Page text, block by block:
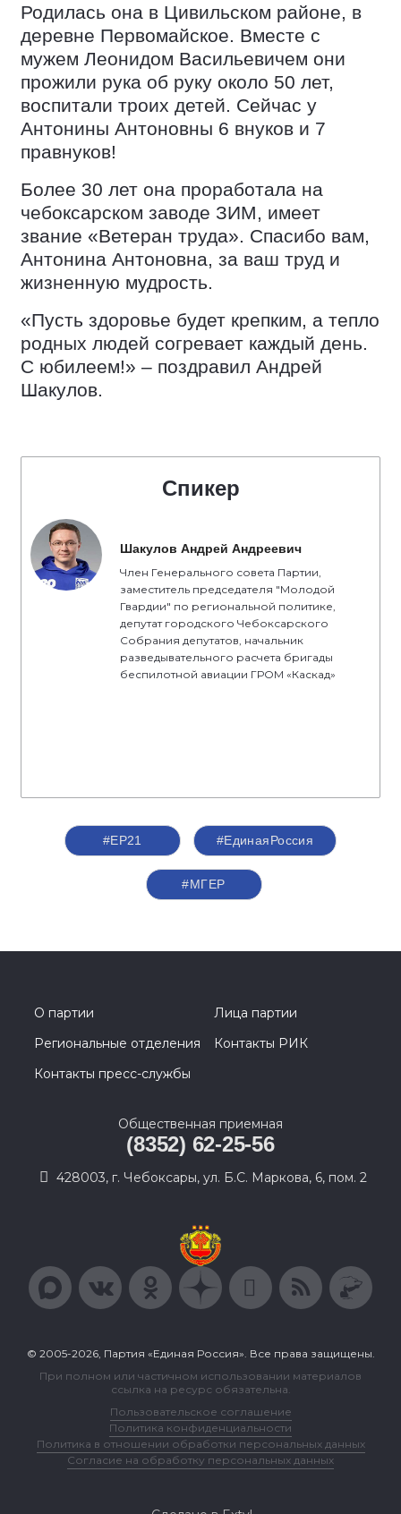
Родилась она в Цивильском районе, в
деревне Первомайское. Вместе с
мужем Леонидом Васильевичем они
прожили рука об руку около 50 лет,
воспитали троих детей. Сейчас у
Антонины Антоновны 6 внуков и 7
правнуков!
Более 30 лет она проработала на
чебоксарском заводе ЗИМ, имеет
звание «Ветеран труда». Спасибо вам,
Антонина Антоновна, за ваш труд и
жизненную мудрость.
«Пусть здоровье будет крепким, а тепло
родных людей согревает каждый день.
С юбилеем!» – поздравил Андрей
Шакулов.
Спикер
Шакулов Андрей Андреевич
Член Генерального совета Партии,
заместитель председателя "Молодой
Гвардии" по региональной политике,
депутат городского Чебоксарского
Собрания депутатов, начальник
разведывательного расчета бригады
беспилотной авиации ГРОМ «Каскад»
#ЕР21 #ЕдинаяРоссия
#‎МГЕР‬
О партии
Лица партии
Региональные отделения
Контакты РИК
Контакты пресс-службы
Общественная приемная
(8352) 62-25-56
428003, г. Чебоксары, ул. Б.С. Маркова, 6, пом. 2
© 2005-2026, Партия «Единая Россия». Все права защищены.
При полном или частичном использовании материалов
ссылка на ресурс обязательна.
Пользовательское соглашение
Политика конфиденциальности
Политика в отношении обработки персональных данных
Согласие на обработку персональных данных